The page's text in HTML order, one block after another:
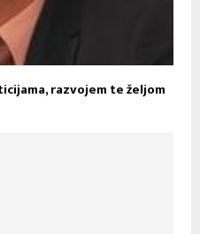
razvojem te željom